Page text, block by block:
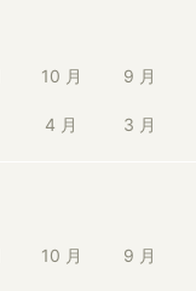
10 月 9 月
4 月 3 月
10 月 9 月